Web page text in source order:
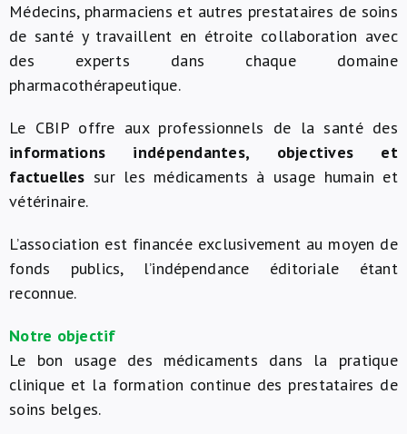
Médecins, pharmaciens et autres prestataires de soins
de santé y travaillent en étroite collaboration avec
des experts dans chaque domaine
pharmacothérapeutique.
Le CBIP offre aux professionnels de la santé des
informations indépendantes, objectives et
factuelles sur les médicaments à usage humain et
vétérinaire.
L’association est financée exclusivement au moyen de
fonds publics, l’indépendance éditoriale étant
reconnue.
Notre objectif
Le bon usage des médicaments dans la pratique
clinique et la formation continue des prestataires de
soins belges.